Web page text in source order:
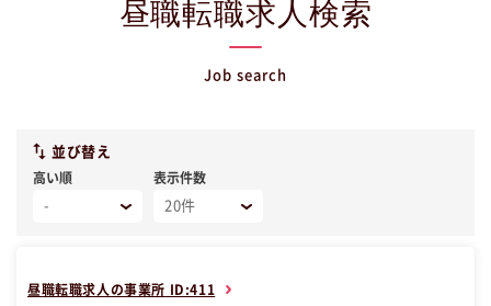
昼職転職求人検索
Job search
並び替え
高い順 表示件数
昼職転職求人の事業所 ID:411